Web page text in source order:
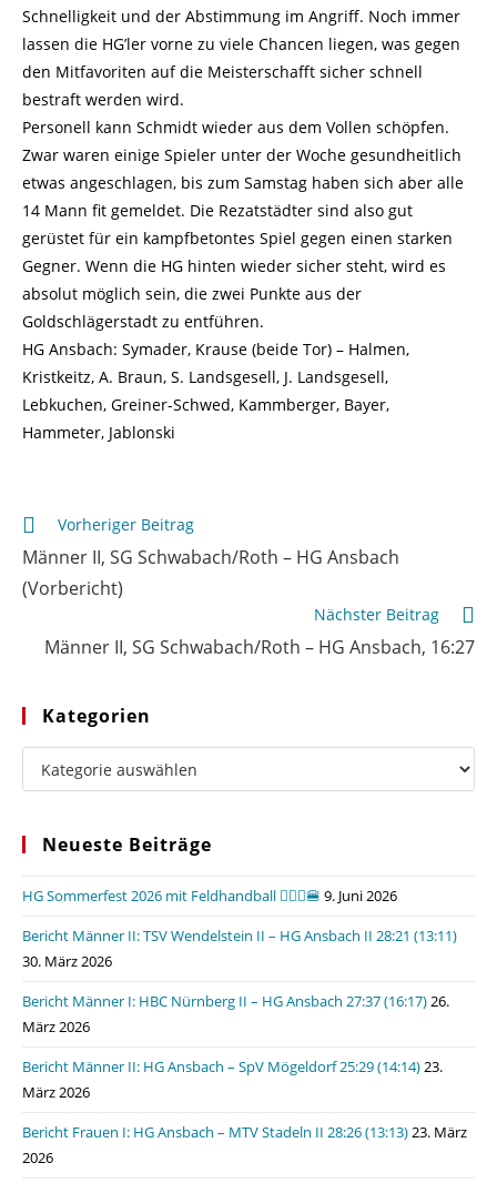
Schnelligkeit und der Abstimmung im Angriff. Noch immer
lassen die HG’ler vorne zu viele Chancen liegen, was gegen
den Mitfavoriten auf die Meisterschafft sicher schnell
bestraft werden wird.
Personell kann Schmidt wieder aus dem Vollen schöpfen.
Zwar waren einige Spieler unter der Woche gesundheitlich
etwas angeschlagen, bis zum Samstag haben sich aber alle
14 Mann fit gemeldet. Die Rezatstädter sind also gut
gerüstet für ein kampfbetontes Spiel gegen einen starken
Gegner. Wenn die HG hinten wieder sicher steht, wird es
absolut möglich sein, die zwei Punkte aus der
Goldschlägerstadt zu entführen.
HG Ansbach: Symader, Krause (beide Tor) – Halmen,
Kristkeitz, A. Braun, S. Landsgesell, J. Landsgesell,
Lebkuchen, Greiner-Schwed, Kammberger, Bayer,
Hammeter, Jablonski
Weitere
Artikel
ansehen
Vorheriger Beitrag
Männer II, SG Schwabach/Roth – HG Ansbach
(Vorbericht)
Nächster Beitrag
Männer II, SG Schwabach/Roth – HG Ansbach, 16:27
Kategorien
Kategorien
Neueste Beiträge
HG Sommerfest 2026 mit Feldhandball 🤾🏼‍♂️🍔 9. Juni 2026
Bericht Männer II: TSV Wendelstein II – HG Ansbach II 28:21 (13:11)
30. März 2026
Bericht Männer I: HBC Nürnberg II – HG Ansbach 27:37 (16:17)26.
März 2026
Bericht Männer II: HG Ansbach – SpV Mögeldorf 25:29 (14:14)23.
März 2026
Bericht Frauen I: HG Ansbach – MTV Stadeln II 28:26 (13:13)23. März
2026